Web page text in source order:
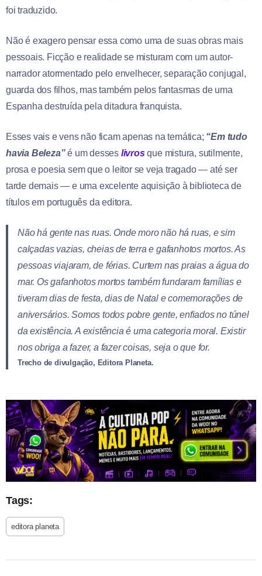
foi traduzido.
Não é exagero pensar essa como uma de suas obras mais
pessoais. Ficção e realidade se misturam com um autor-
narrador atormentado pelo envelhecer, separação conjugal,
guarda dos filhos, mas também pelos fantasmas de uma
Espanha destruída pela ditadura franquista.
Esses vais e vens não ficam apenas na temática; “Em tudo
havia Beleza”é um desses livrosque mistura, sutilmente,
prosa e poesia sem que o leitor se veja tragado — até ser
tarde demais — e uma excelente aquisição à biblioteca de
títulos em português da editora.
Não há gente nas ruas. Onde moro não há ruas, e sim
calçadas vazias, cheias de terra e gafanhotos mortos. As
pessoas viajaram, de férias. Curtem nas praias a água do
mar. Os gafanhotos mortos também fundaram famílias e
tiveram dias de festa, dias de Natal e comemorações de
aniversários. Somos todos pobre gente, enfiados no túnel
da existência. A existência é uma categoria moral. Existir
nos obriga a fazer, a fazer coisas, seja o que for.
Trecho de divulgação, Editora Planeta.
Tags:
editora planeta